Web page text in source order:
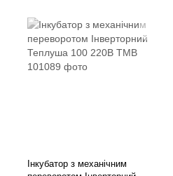
Інкубатор з механічним